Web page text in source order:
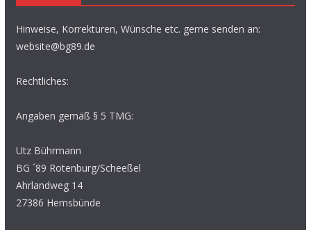
Hinweise, Korrekturen, Wünsche etc. gerne senden an:
website@bg89.de
Rechtliches:
Angaben gemäß § 5 TMG:
Utz Bührmann
BG ´89 Rotenburg/Scheeßel
Ahrlandweg 14
27386 Hemsbünde